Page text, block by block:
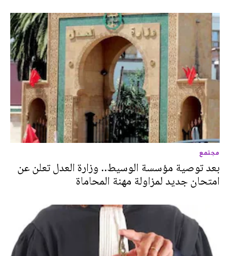
مجتمع
بعد توصية مؤسسة الوسيط.. وزارة العدل تعلن عن
امتحان جديد لمزاولة مهنة المحاماة